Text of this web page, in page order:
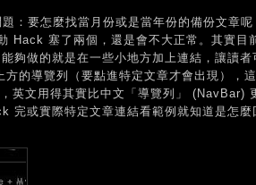
題：要怎麼找當月份或是當年份的備份文章呢
Hack 塞了兩個，還是會不大正常。其實目
夠做的就是在一些小地方加上連結，讓讀者
的導覽列（要點進特定文章才會出現），
英文用得其實比中文「導覽列」 (NavBar)
完或實際特定文章連結看範例就知道是怎麼